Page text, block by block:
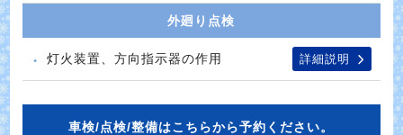
外廻り点検
灯火装置、方向指示器の作用 詳細説明
車検/点検/整備はこちらから予約ください。